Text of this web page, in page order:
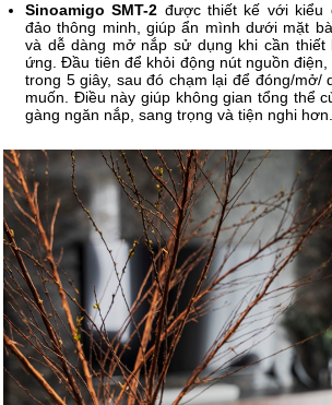
Sinoamigo SMT-2 được thiết kế với kiểu
đảo thông minh, giúp ẩn mình dưới mặt
và dễ dàng mở nắp sử dụng khi cần thiết
ứng. Đầu tiên để khỏi động nút nguồn
trong 5 giây, sau đó chạm lại để đóng/mở/
muốn. Điều này giúp không gian tổng thể
gàng ngăn nắp, sang trọng và tiện nghi hơn.